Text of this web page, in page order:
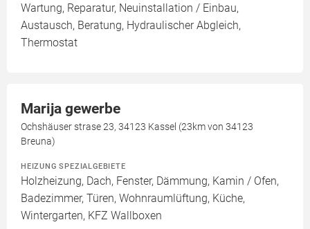
Wartung, Reparatur, Neuinstallation / Einbau,
Austausch, Beratung, Hydraulischer Abgleich,
Thermostat
Marija gewerbe
Ochshäuser strase 23, 34123 Kassel (23km von 34123
Breuna)
HEIZUNG SPEZIALGEBIETE
Holzheizung, Dach, Fenster, Dämmung, Kamin / Ofen,
Badezimmer, Türen, Wohnraumlüftung, Küche,
Wintergarten, KFZ Wallboxen